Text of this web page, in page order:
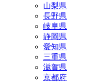
山梨県
長野県
岐阜県
静岡県
愛知県
三重県
滋賀県
京都府